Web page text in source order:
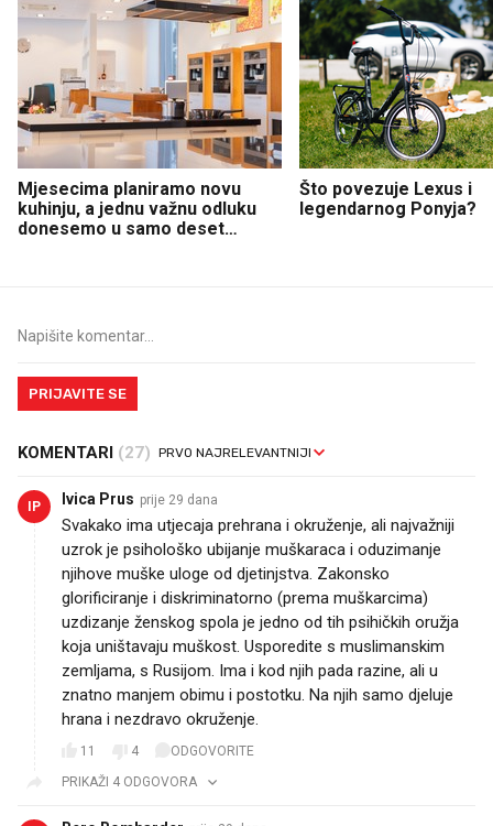
Mjesecima planiramo novu
kuhinju, a jednu važnu odluku
donesemo u samo deset
Što povezuje Lexus i
legendarnog Ponyja?
PRIJAVITE SE
KOMENTARI (27)
IP Ivica Prus prije 29 dana
Svakako ima utjecaja prehrana i okruženje, ali najvažniji
uzrok je psihološko ubijanje muškaraca i oduzimanje
njihove muške uloge od djetinjstva. Zakonsko
glorificiranje i diskriminatorno (prema muškarcima)
uzdizanje ženskog spola je jedno od tih psihičkih oružja
koja uništavaju muškost. Usporedite s muslimanskim
zemljama, s Rusijom. Ima i kod njih pada razine, ali u
znatno manjem obimu i postotku. Na njih samo djeluje
hrana i nezdravo okruženje.
11 4
ODGOVORITE
PRIKAŽI 4 ODGOVORA